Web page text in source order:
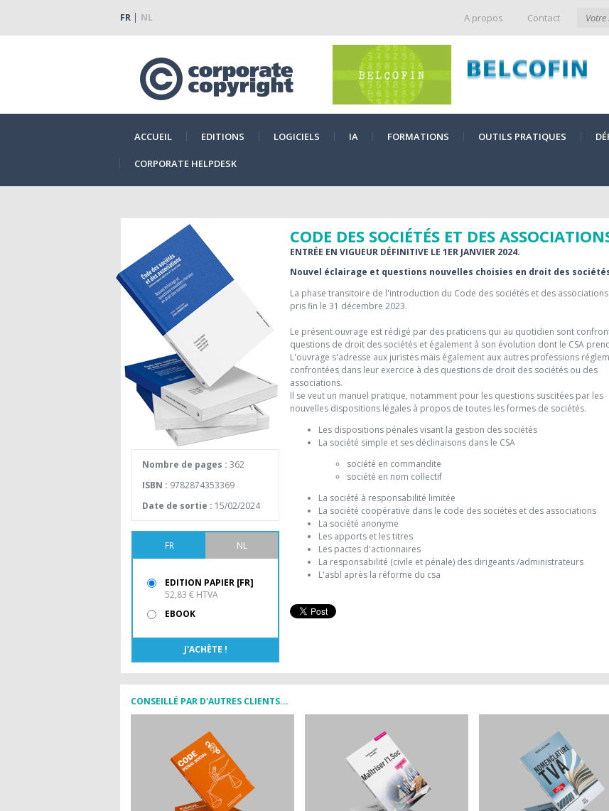
FR NL A propos Contact
ACCUEIL EDITIONS LOGICIELS IA FORMATIONS OUTILS PRATIQUES
CORPORATE HELPDESK
CODE DES SOCIÉTÉS ET DES
ENTRÉE EN VIGUEUR DÉFINITIVE LE 1ER JANVIER 2024.
Nouvel éclairage et questions nouvelles choisies en droit des
La phase transitoire de l'introduction du Code des sociétés et des associations
pris fin le 31 décembre 2023.
Le présent ouvrage est rédigé par des praticiens qui au quotidien sont
questions de droit des sociétés et également à son évolution dont le CSA
L'ouvrage s'adresse aux juristes mais également aux autres professions
confrontées dans leur exercice à des questions de droit des sociétés ou des
associations.
Il se veut un manuel pratique, notamment pour les questions suscitées par les
nouvelles dispositions légales à propos de toutes les formes de sociétés.
Les dispositions pénales visant la gestion des sociétés
La société simple et ses déclinaisons dans le CSA
société en commandite
société en nom collectif
La société à responsabilité limitée
La société coopérative dans le code des sociétés et des associations
La société anonyme
Les apports et les titres
Les pactes d'actionnaires
La responsabilité (civile et pénale) des dirigeants /administrateurs
L'asbl après la réforme du csa
Nombre de pages : 362
ISBN : 9782874353369
Date de sortie : 15/02/2024
FR NL
EDITION PAPIER [FR]
52,83 € HTVA
EBOOK
CONSEILLÉ PAR D'AUTRES CLIENTS...